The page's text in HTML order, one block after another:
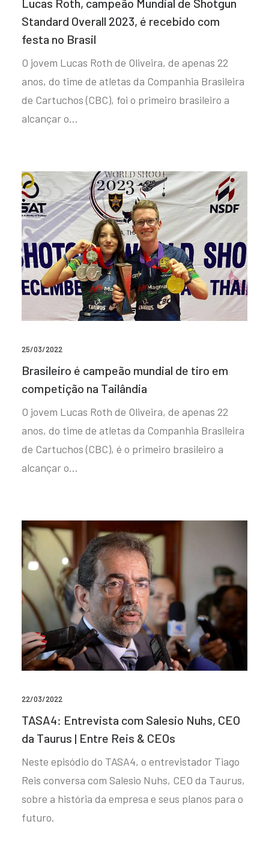
Standard Overall 2023, é recebido com
festa no Brasil
O jovem Lucas Roth de Oliveira, de apenas 22
anos, do time de atletas da Companhia Brasileira
de Cartuchos (CBC), foi o primeiro brasileiro a
alcançar o…
25/03/2022
Brasileiro é campeão mundial de tiro em
competição na Tailândia
O jovem Lucas Roth de Oliveira, de apenas 22
anos, do time de atletas da Companhia Brasileira
de Cartuchos (CBC), é o primeiro brasileiro a
alcançar o…
22/03/2022
TASA4: Entrevista com Salesio Nuhs, CEO
da Taurus | Entre Reis & CEOs
Neste episódio do TASA4, o entrevistador Tiago
Reis conversa com Salesio Nuhs, CEO da Taurus,
sobre a história da empresa e seus planos para o
futuro.